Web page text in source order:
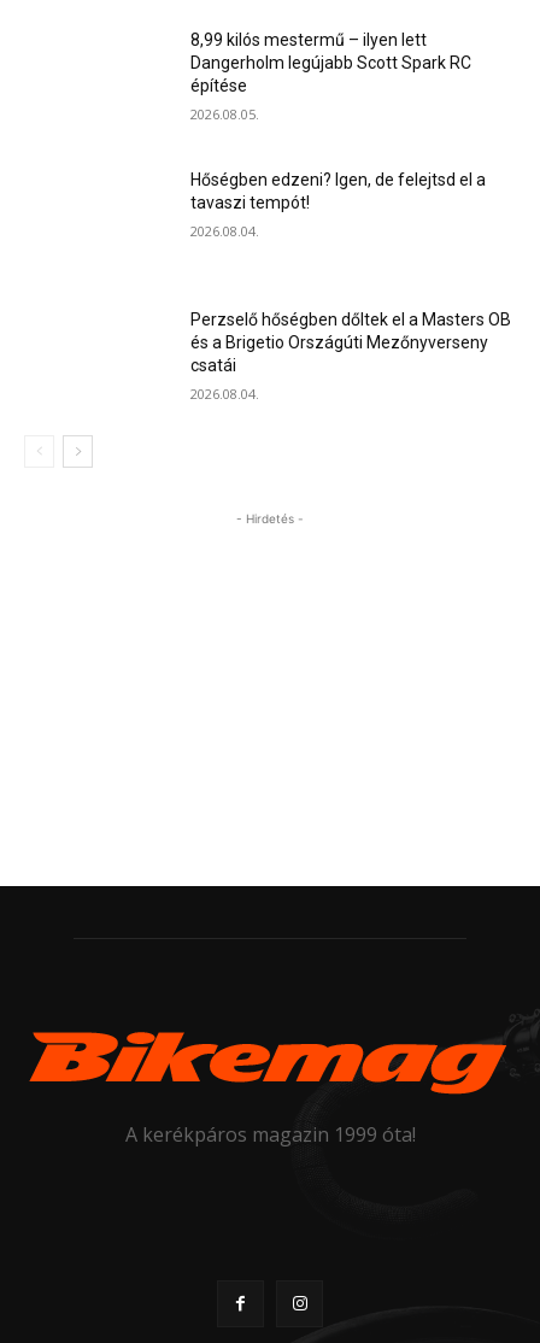
8,99 kilós mestermű – ilyen lett
Dangerholm legújabb Scott Spark RC
építése
2026.08.05.
Hőségben edzeni? Igen, de felejtsd el a
tavaszi tempót!
2026.08.04.
Perzselő hőségben dőltek el a Masters OB
és a Brigetio Országúti Mezőnyverseny
csatái
2026.08.04.
- Hirdetés -
A kerékpáros magazin 1999 óta!